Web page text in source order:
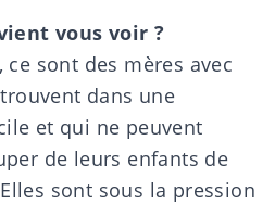
vous voir ?
sont des mères avec
dans une
et qui ne peuvent
de leurs enfants de
sont sous la pression